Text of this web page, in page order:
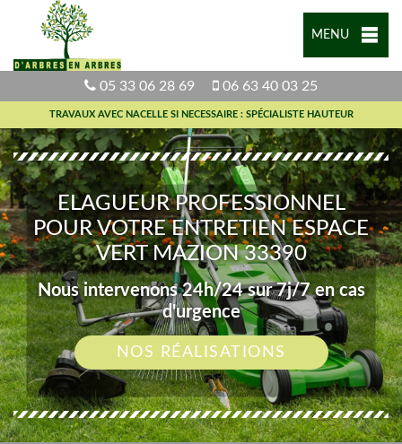
MENU
05 33 06 28 69 06 63 40 03 25
TRAVAUX AVEC NACELLE SI NECESSAIRE : SPÉCIALISTE HAUTEUR
ELAGUEUR PROFESSIONNEL
POUR VOTRE ENTRETIEN ESPACE
VERT MAZION 33390
Nous intervenons 24h/24 sur 7j/7 en cas
d'urgence
NOS RÉALISATIONS